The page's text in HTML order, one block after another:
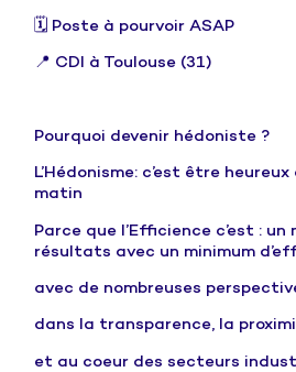
🗓️ Poste à pourvoir ASAP
📍 CDI à Toulouse (31)
Pourquoi devenir hédoniste ?
L’Hédonisme: c’est être
matin
Parce que l’Efficience c’est : un
résultats avec un minimum
avec de nombreuses
dans la transparence, la
et au coeur des secteurs